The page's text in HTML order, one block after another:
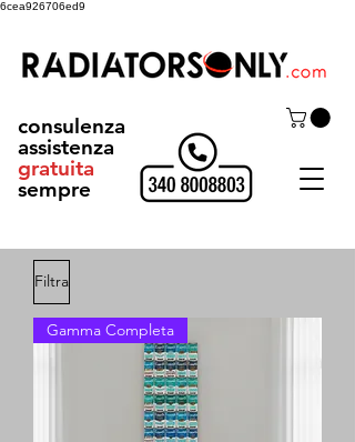
6cea926706ed9
consulenza
assistenza
gratuita
sempre
Filtra
Gamma Completa